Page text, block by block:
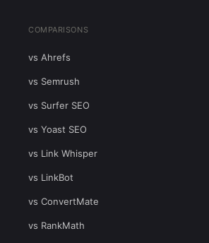
COMPARISONS
vs Ahrefs
vs Semrush
vs Surfer SEO
vs Yoast SEO
vs Link Whisper
vs LinkBot
vs ConvertMate
vs RankMath